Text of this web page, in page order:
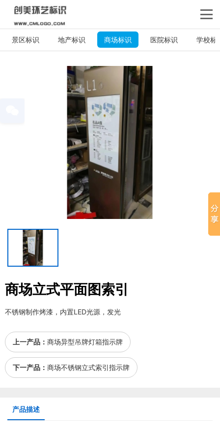
景区标识 地产标识 商场标识 医院标识 学校标
商场立式平面图索引
不锈钢制作烤漆，内置LED光源，发光
上一产品： 商场异型吊牌灯箱指示牌
下一产品： 商场不锈钢立式索引指示牌
产品描述